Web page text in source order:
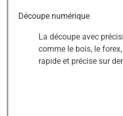
Découpe numérique
La découpe avec
comme le bois, le
rapide et précise sur